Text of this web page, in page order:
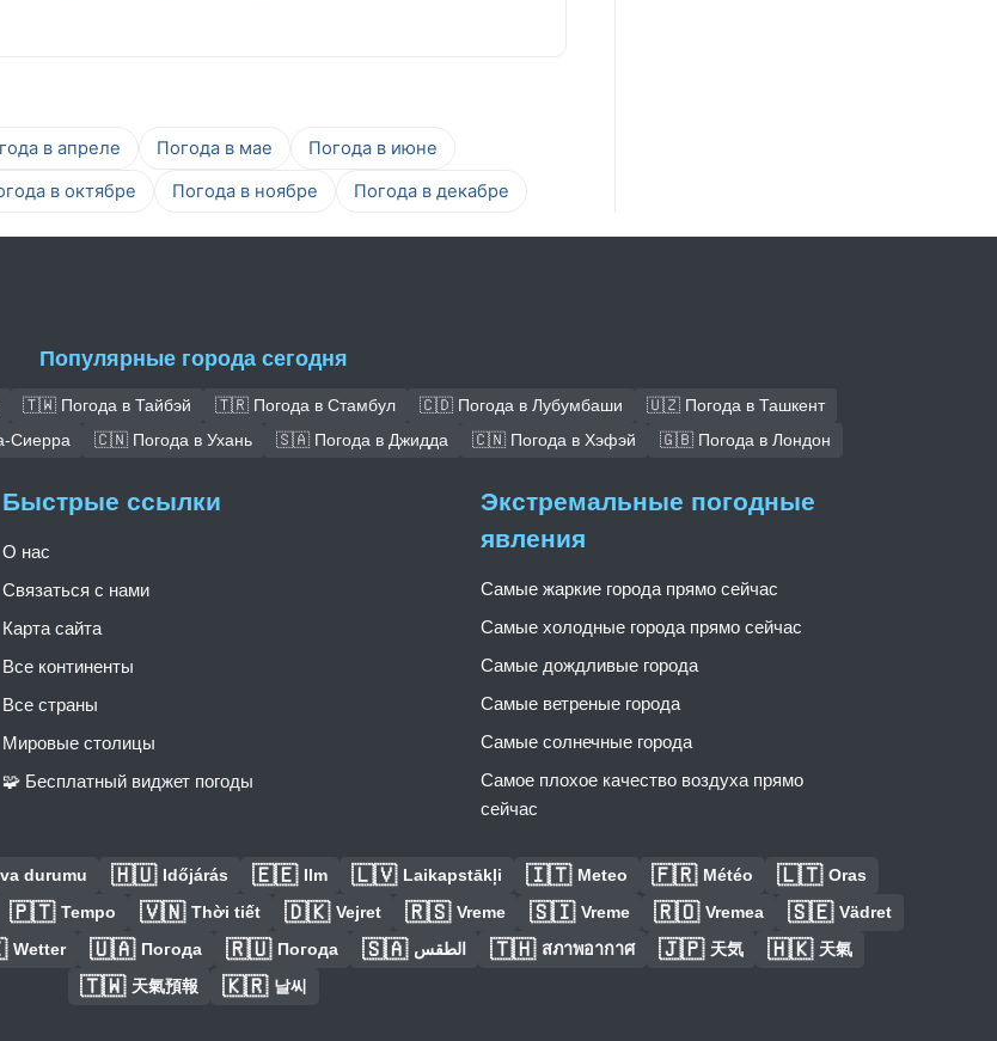
в апреле Погода в мае
Погода в июне
в октябре Погода в ноябре Погода в декабре
Популярные города сегодня
🇹🇼 Погода в Тайбэй 🇹🇷 Погода в Стамбул 🇨🇩 Погода в Лубумбаши
🇺🇿 Погода в Ташкент
Сиерра 🇨🇳 Погода в Ухань 🇸🇦 Погода в Джидда 🇨🇳 Погода в Хэфэй 🇬🇧 Погода в Лондон
Быстрые ссылки
О нас
Связаться с нами
Карта сайта
Все континенты
Все страны
Мировые столицы
🧩 Бесплатный виджет погоды
Экстремальные погодные
явления
Самые жаркие города прямо сейчас
Самые холодные города прямо сейчас
Самые дождливые города
Самые ветреные города
Самые солнечные города
Самое плохое качество воздуха прямо
сейчас
durumu 🇭🇺 Időjárás 🇪🇪 Ilm 🇱🇻 Laikapstākļi 🇮🇹 Meteo 🇫🇷 Météo 🇱🇹 Oras
🇵🇹 Tempo 🇻🇳 Thời tiết 🇩🇰 Vejret 🇷🇸 Vreme 🇸🇮 Vreme 🇷🇴 Vremea 🇸🇪 Vädret
Wetter 🇺🇦 Погода 🇷🇺 Погода 🇸🇦 الطقس 🇹🇭 สภาพอากาศ 🇯🇵 天気 🇭🇰 天氣
🇹🇼 天氣預報 🇰🇷 날씨